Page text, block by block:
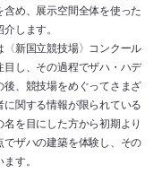
め、展示空間全体を使った
します。
新国立競技場〉コンクール
し、その過程でザハ・ハデ
、競技場をめぐってさまざ
関する情報が限られている
を目にした方から初期より
ザハの建築を体験し、その
す。